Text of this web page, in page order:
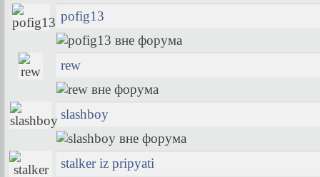
pofig13
rew
slashboy
stalker iz pripyati